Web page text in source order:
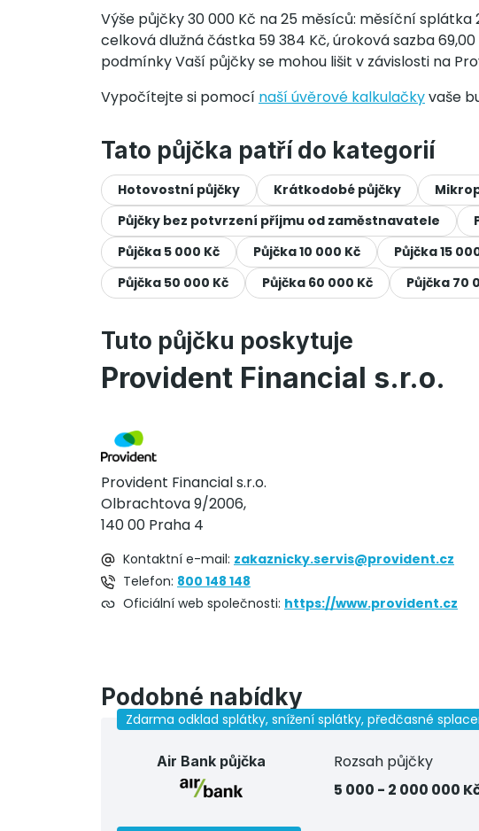
Výše půjčky 30 000 Kč na 25 měsíců: měsíční splátka
celková dlužná částka 59 384 Kč, úroková sazba
podmínky Vaší půjčky se mohou lišit v závislosti na
Vypočítejte si pomocí naší úvěrové kalkulačkyvaše
Tato půjčka patří do kategorií
Hotovostní půjčky Krátkodobé půjčky
Půjčky bez potvrzení příjmu od zaměstnavatele
Půjčka 5 000 Kč
Půjčka 10 000 Kč Půjčka 15
Půjčka 50 000 Kč
Půjčka 60 000 Kč Půjčka 70
Tuto půjčku poskytuje
Provident Financial s.r.o.
Provident Financial s.r.o.
Olbrachtova 9/2006,
140 00 Praha 4
Kontaktní e-mail: zakaznicky.servis@provident.cz
Telefon: 800 148 148
Oficiální web společnosti: https://www.provident.cz
Podobné nabídky
Zdarma odklad splátky, snížení splátky, předčasné
Air Bank půjčka
Rozsah půjčky
5 000 - 2 000 000